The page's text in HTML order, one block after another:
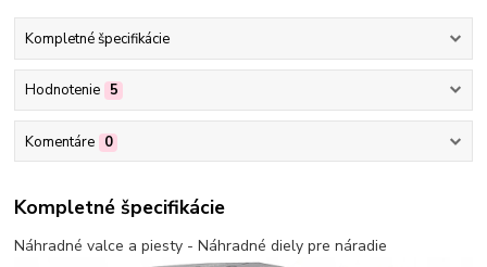
Kompletné špecifikácie
Hodnotenie 5
Komentáre 0
Kompletné špecifikácie
Náhradné valce a piesty - Náhradné diely pre náradie